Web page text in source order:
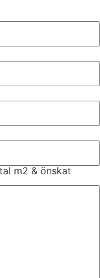
m2 & önskat